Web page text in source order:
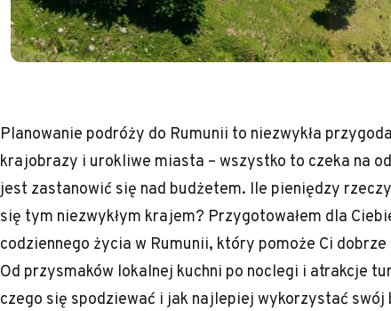
Planowanie podróży do Rumunii to niezwykła
krajobrazy i urokliwe miasta – wszystko to czeka na
jest zastanowić się nad budżetem. Ile pieniędzy
się tym niezwykłym krajem? Przygotowałem dla
codziennego życia w Rumunii, który pomoże Ci
Od przysmaków lokalnej kuchni po noclegi i atrakcje
czego się spodziewać i jak najlepiej wykorzystać swój